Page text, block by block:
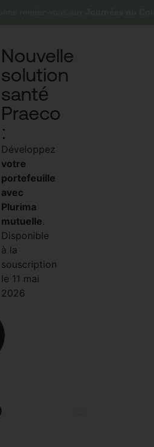
Nouvelle
solution
santé
Praeco
:
Développez
votre
portefeuille
avec
Plurima
mutuelle.
Disponible
à la
souscription
le 11 mai
2026